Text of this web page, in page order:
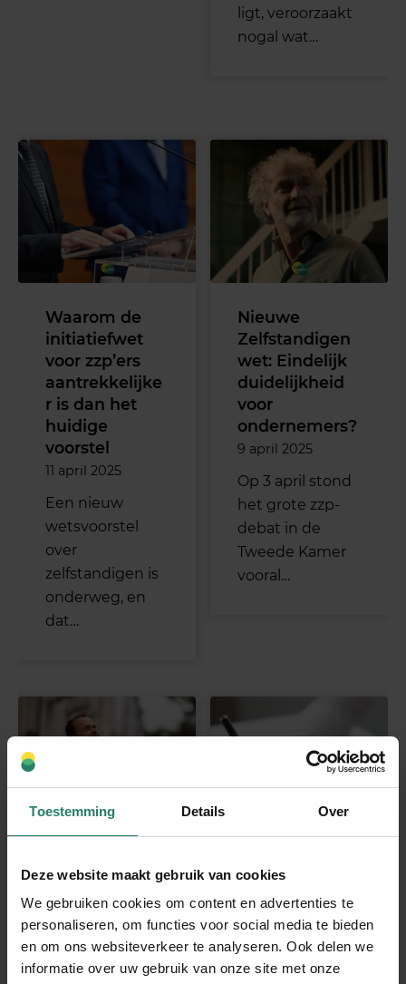
Toestemming Details Over
Deze website maakt gebruik van cookies
We gebruiken cookies om content en advertenties te
personaliseren, om functies voor social media te bieden
en om ons websiteverkeer te analyseren. Ook delen we
informatie over uw gebruik van onze site met onze
ligt, veroorzaakt
nogal wat…
Waarom de
initiatiefwet
voor zzp’ers
aantrekkelijke
r is dan het
huidige
voorstel
11 april 2025
Een nieuw
wetsvoorstel
over
zelfstandigen is
onderweg, en
dat…
Nieuwe
Zelfstandigen
wet: Eindelijk
duidelijkheid
voor
ondernemers?
9 april 2025
Op 3 april stond
het grote zzp-
debat in de
Tweede Kamer
vooral…
De
zelfstandigent
oets zette
John in actie:
“Ik wilde alles
Uitstel BAZ
zorgt voor dip
noch hausse
in AOV-
aanvragen